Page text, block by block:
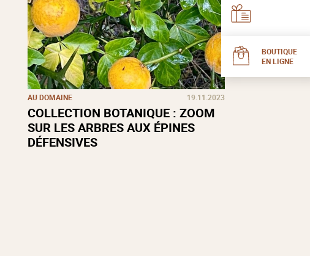
BOUTIQUE
EN LIGNE
AU DOMAINE 19.11.2023
COLLECTION BOTANIQUE : ZOOM
SUR LES ARBRES AUX ÉPINES
DÉFENSIVES